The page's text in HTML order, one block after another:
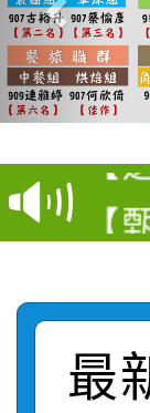
衛
月
動
推
「
評
【
結
學
結
【
學
【
最